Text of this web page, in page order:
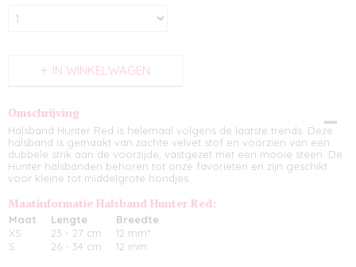
IN WINKELWAGEN
Omschrijving
Halsband Hunter Red is helemaal volgens de laatste trends. Deze
halsband is gemaakt van zachte velvet stof en voorzien van een
dubbele strik aan de voorzijde, vastgezet met een mooie steen. De
Hunter halsbanden behoren tot onze favorieten en zijn geschikt
voor kleine tot middelgrote hondjes.
Maatinformatie Halsband Hunter Red:
Maat Lengte
Breedte
XS
23 - 27 cm
12 mm*
S
26 - 34 cm 12 mm